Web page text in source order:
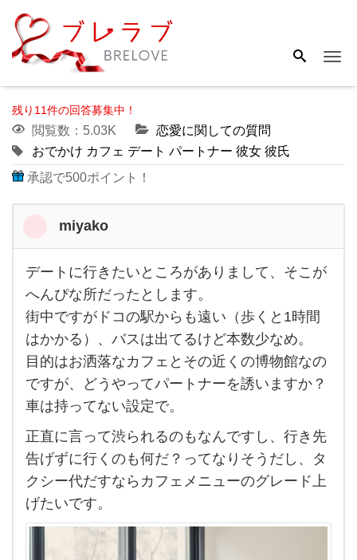
残り11件の回答募集中！
閲覧数：5.03K
恋愛に関しての質問
おでかけ カフェ デート パートナー 彼女 彼氏
承認で500ポイント！
miyako
デー
ト
に行
き
た
い
と
こ
ろ
が
あ
デートに行きたいところがありまして、そこが
へんぴな所だったとします。
街中ですがドコの駅からも遠い（歩くと1時間
はかかる）、バスは出てるけど本数少なめ。
目的はお洒落なカフェとその近くの博物館なの
ですが、どうやってパートナーを誘いますか？
車は持ってない設定で。
正直に言って渋られるのもなんですし、行き先
告げずに行くのも何だ？ってなりそうだし、タ
クシー代だすならカフェメニューのグレード上
げたいです。